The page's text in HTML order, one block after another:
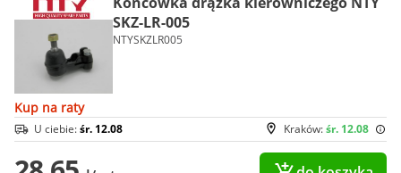
SKZ-LR-005
NTYSKZLR005
Kup na raty
Kraków:śr. 12.08
U ciebie:śr. 12.08